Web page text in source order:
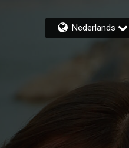
Nederlands